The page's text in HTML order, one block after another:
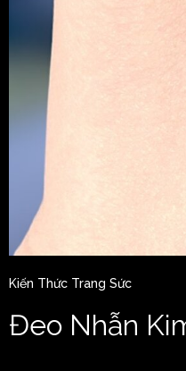
Kiến Thức Trang Sức
Đeo Nhẫn